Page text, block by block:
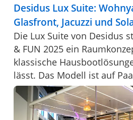
Desidus Lux Suite:
Glasfront, Jacuzzi und
Die Lux Suite von Desidus
& FUN 2025 ein
klassische
lässt. Das Modell ist auf